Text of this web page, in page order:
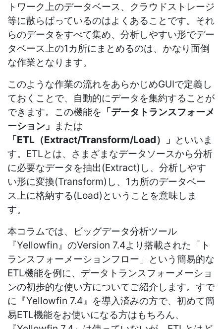
トワーク上のデータベース、クラウドストレージ
等に散らばっているのはよくあることです。それ
らのデータをすべて集め、分析しやすい形でデー
タベース上の1カ所にまとめるのは、かなり面倒
な作業となります。
このような作業の流れをあらかじめGUIで定義し
ておくことで、自動的にデータを集約することが
できます。この機能を 「データトランスフォーメ
ーション」 または
「ETL（Extract/Transform/Load）」 といいま
す。ETLとは、さまざまなデータソースから分析
に必要なデータを抽出(Extract)し、分析しやす
い形に変換(Transform)し、1カ所のデータベー
ス上に格納する(Load)ということを意味しま
す。
本コラムでは、ビッグデータ分析ツール
『Yellowfin』のVersion 7.4より搭載された「ト
ランスフォーメーションフロー」という簡易的な
ETL機能を例に、データトランスフォーメーショ
ンの初歩的な使い方についてご紹介します。すで
に『Yellowfin 7.4』を導入済みの方で、初めて簡
易ETL機能をお使いになる方はもちろん、